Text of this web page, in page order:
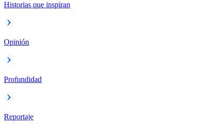
Historias que inspiran
Opinión
Profundidad
Reportaje